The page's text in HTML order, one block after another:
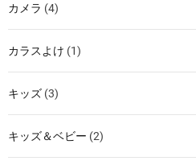
カメラ (4)
カラスよけ (1)
キッズ (3)
キッズ＆ベビー (2)